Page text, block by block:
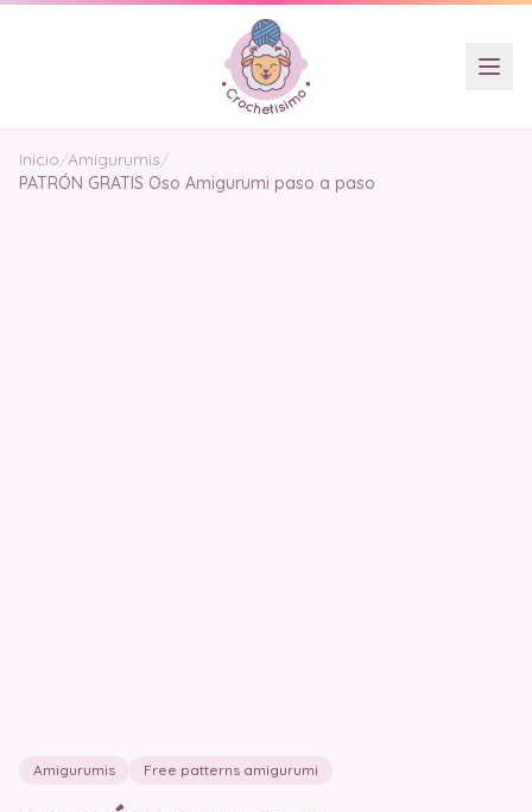
Inicio/Amigurumis/
PATRÓN GRATIS Oso Amigurumi paso a paso
Amigurumis Free patterns amigurumi